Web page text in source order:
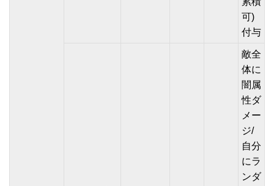
可)
付与
敵全
体に
闇属
性ダ
メー
ジ/
自分
にラ
ンダ